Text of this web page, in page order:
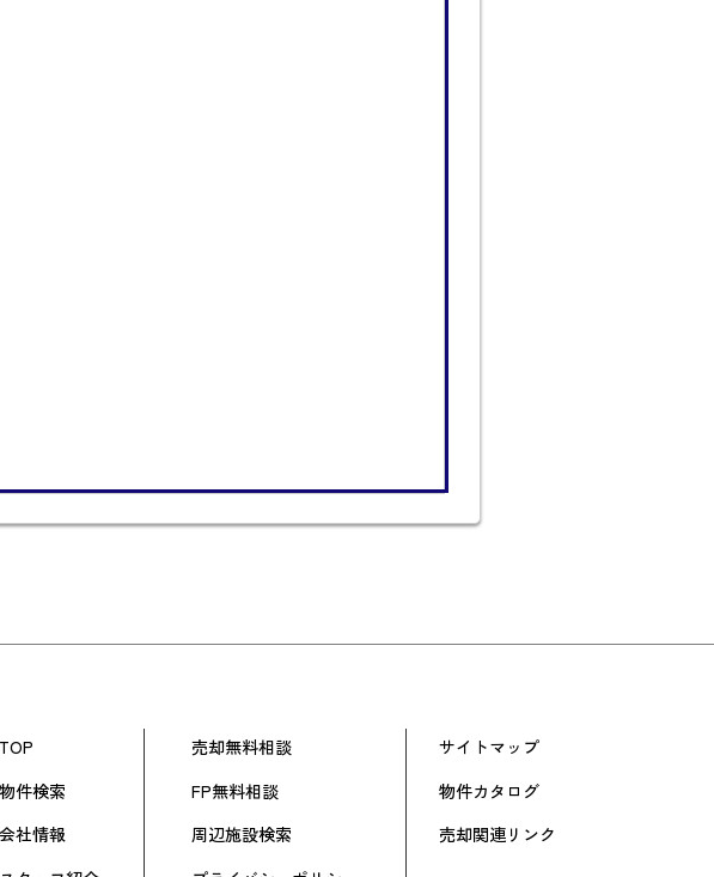
TOP
物件検索
会社情報
売却無料相談
FP無料相談
周辺施設検索
サイトマップ
物件カタログ
売却関連リンク